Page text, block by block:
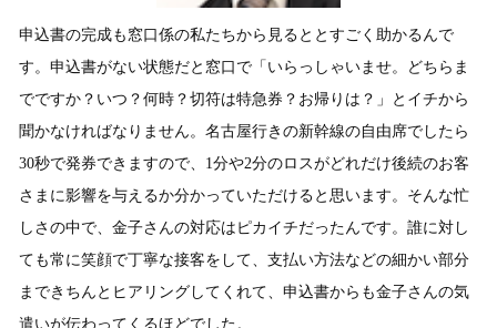
申込書の完成も窓口係の私たちから見るととすごく助かるんで
す。申込書がない状態だと窓口で「いらっしゃいませ。どちらま
でですか？いつ？何時？切符は特急券？お帰りは？」とイチから
聞かなければなりません。名古屋行きの新幹線の自由席でしたら
30秒で発券できますので、1分や2分のロスがどれだけ後続のお客
さまに影響を与えるか分かっていただけると思います。そんな忙
しさの中で、金子さんの対応はピカイチだったんです。誰に対し
ても常に笑顔で丁寧な接客をして、支払い方法などの細かい部分
まできちんとヒアリングしてくれて、申込書からも金子さんの気
遣いが伝わってくるほどでした。